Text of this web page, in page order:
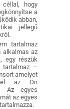
hogy
a
abban,
jellegű
tartalmaz
alkalmas az
egy részük
tartalmaz –
amelyet
az Ön
Az egyes
az egyes